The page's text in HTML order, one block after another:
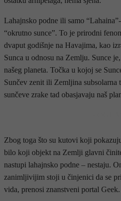
Lahajnsko podne ili samo
“okrutno sunce”. To je prirodni
dvaput godišnje na Havajima, kao
Sunca u odnosu na Zemlju. Sunce
našeg planeta. Točka u kojoj se
Sunčev zenit ili Zemljina subsolarna
sunčeve zrake tad obasjavaju naš
Zbog toga što su kutovi koji
bilo koji objekt na Zemlji glavni
nastupi lahajnsko podne – nestaju.
zanimljivijim stoji u činjenici da se
vida, prenosi znanstveni portal Geek.